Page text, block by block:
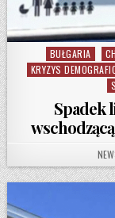
Posted in
BUŁGARIA
KRYZYS
Spadek